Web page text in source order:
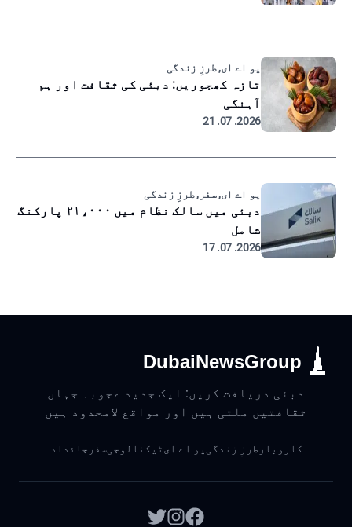
یو اے ای, طرزِ زندگی
تازہ کھجوریں: دبئی کی ثقافت اور ہم
آہنگی
2026. 07. 21
یو اے ای, سفر, طرزِ زندگی
دبئی میں سالک نظام میں ۲۱،۰۰۰ پارکنگ
شامل
2026. 07. 17
DubaiNewsGroup
دبئی دریافت کریں: ایک جدید عجوبہ جہاں
ثقافتیں ملتی ہیں اور مواقع لامحدود ہیں
کاروبار طرزِ زندگی یو اے ایٹیکنالوجیسفر جائداد